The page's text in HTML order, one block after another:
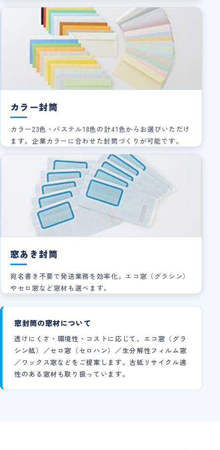
カラー封筒
カラー23色・パステル18色の計41色からお選びいただけ
ます。企業カラーに合わせた封筒づくりが可能です。
窓あき封筒
宛名書き不要で発送業務を効率化。エコ窓（グラシン）
やセロ窓など窓材も選べます。
窓封筒の窓材について
透けにくさ・環境性・コストに応じて、エコ窓（グラ
シン紙）／セロ窓（セロハン）／生分解性フィルム窓
／ワックス窓などをご提案します。古紙リサイクル適
性のある窓材も取り扱っています。